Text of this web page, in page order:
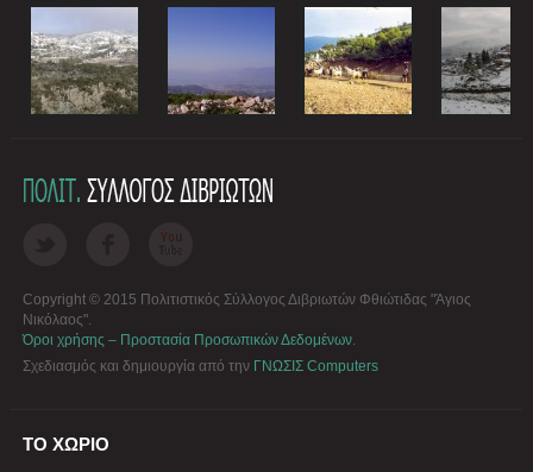
Copyright © 2015 Πολιτιστικός Σύλλογος Διβριωτών Φθιώτιδας "Άγιος
Νικόλαος".
Όροι χρήσης – Προστασία Προσωπικών Δεδομένων.
Σχεδιασμός και δημιουργία από την ΓΝΩΣΙΣ Computers
ΤΟ ΧΩΡΙΟ